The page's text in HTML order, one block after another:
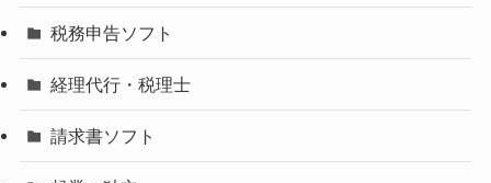
税務申告ソフト
経理代行・税理士
請求書ソフト